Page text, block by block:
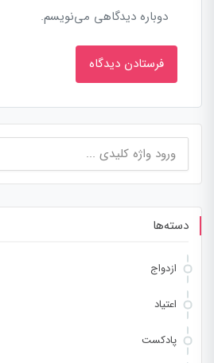
دوباره دیدگاهی می‌نویسم.
جستجو
برای:
دسته‌ها
ازدواج
اعتیاد
پادکست